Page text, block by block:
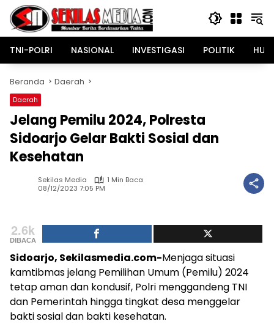
Langsung
konten
TNI-POLRI
NASIONAL INVESTIGASI POLITIK
Beranda Daerah
Daerah
Jelang Pemilu 2024, Polresta
Sidoarjo Gelar Bakti Sosial dan
Kesehatan
Sekilas Media
1 Min Baca
08/12/2023 7:05 PM
2.6k
DIBACA
Sidoarjo, Sekilasmedia.com-Menjaga situasi
kamtibmas jelang Pemilihan Umum (Pemilu) 2024
tetap aman dan kondusif, Polri menggandeng TNI
dan Pemerintah hingga tingkat desa menggelar
bakti sosial dan bakti kesehatan.